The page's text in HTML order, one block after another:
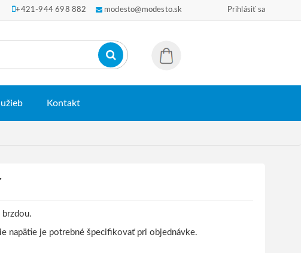
+421-944 698 882 modesto@modesto.sk Prihlásiť sa
Kontakt
napätie je potrebné špecifikovať pri objednávke.